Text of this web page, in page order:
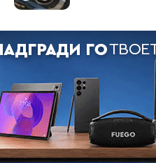
колачињата се од
страница и вашето
до оваа интернет